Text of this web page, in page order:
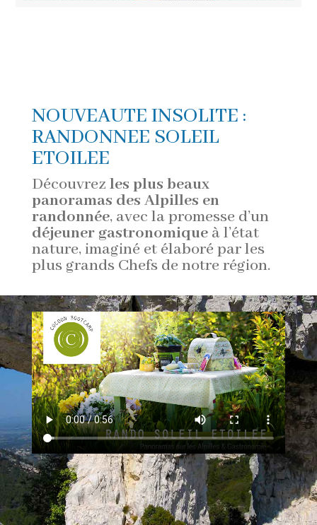
NOUVEAUTE INSOLITE :
RANDONNEE SOLEIL
ETOILEE
Découvrez les plus beaux
panoramas des Alpilles en
randonnée, avec la promesse d’un
déjeuner gastronomiqueà l’état
nature, imaginé et élaboré par les
plus grands Chefs de notre région.